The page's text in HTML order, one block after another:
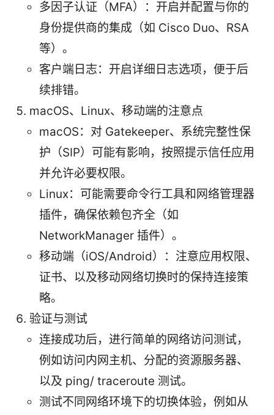
多因子认证（MFA）：开启并配置与你的
身份提供商的集成（如 Cisco Duo、RSA
等）。
客户端日志：开启详细日志选项，便于后
续排错。
macOS、Linux、移动端的注意点
macOS：对 Gatekeeper、系统完整性保
护（SIP）可能有影响，按照提示信任应用
并允许必要权限。
Linux：可能需要命令行工具和网络管理器
插件，确保依赖包齐全（如
NetworkManager 插件）。
移动端（iOS/Android）：注意应用权限、
证书、以及移动网络切换时的保持连接策
略。
验证与测试
连接成功后，进行简单的网络访问测试，
例如访问内网主机、分配的资源服务器、
以及 ping/ traceroute 测试。
测试不同网络环境下的切换体验，例如从